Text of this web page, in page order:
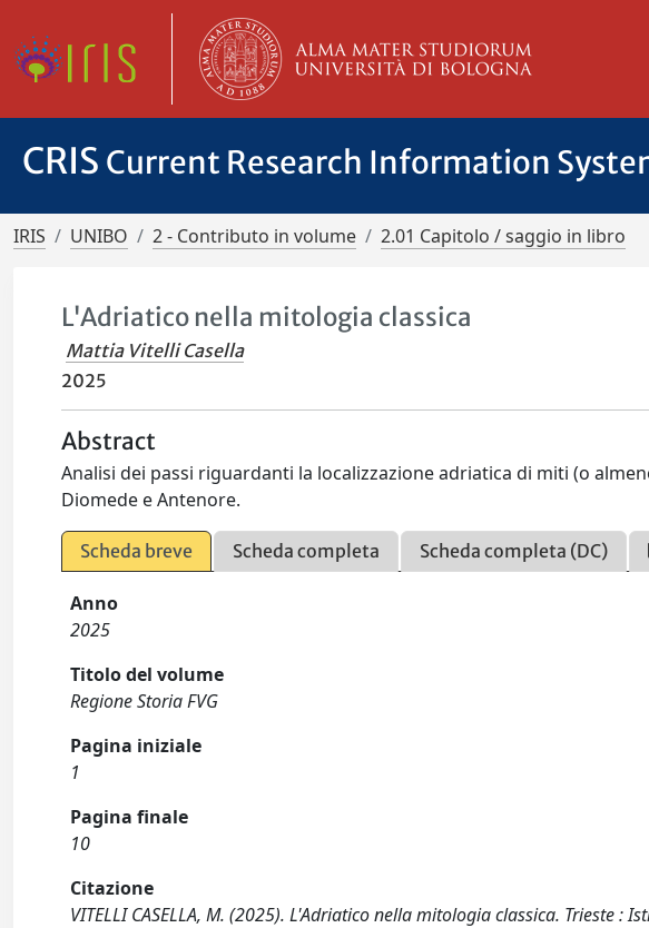
CRIS Current Research Information
IRIS UNIBO 2 - Contributo in volume 2.01 Capitolo / saggio in libro
L'Adriatico nella mitologia classica
Mattia Vitelli Casella
2025
Abstract
Analisi dei passi riguardanti la localizzazione adriatica di miti (o
Diomede e Antenore.
Scheda breve Scheda completa Scheda completa (DC)
Anno
2025
Titolo del volume
Regione Storia FVG
Pagina iniziale
1
Pagina finale
10
Citazione
VITELLI CASELLA, M. (2025). L'Adriatico nella mitologia classica. Trieste :